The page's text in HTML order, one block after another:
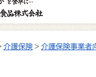
介護保険 > 介護保険事業者